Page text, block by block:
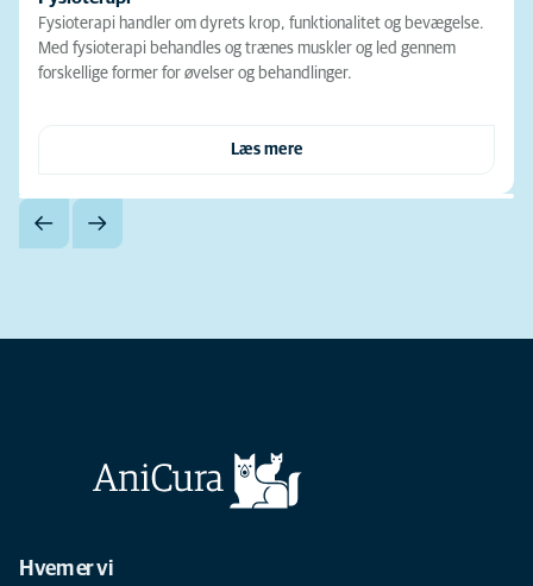
Fysioterapi handler om dyrets krop, funktionalitet og bevægelse.
Med fysioterapi behandles og trænes muskler og led gennem
forskellige former for øvelser og behandlinger.
Læs mere
Hvem er vi